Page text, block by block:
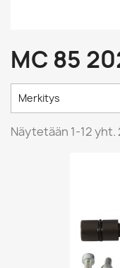
MC 85
Merkitys
Näytetään 1-12